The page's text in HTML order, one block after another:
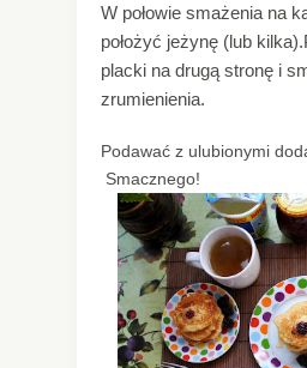
W połowie smażenia na
położyć jeżynę (lub
placki na drugą stronę i
zrumienienia.
Podawać z ulubionymi
Smacznego!